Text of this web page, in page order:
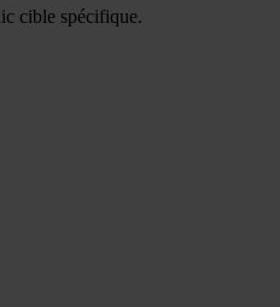
cible spécifique.